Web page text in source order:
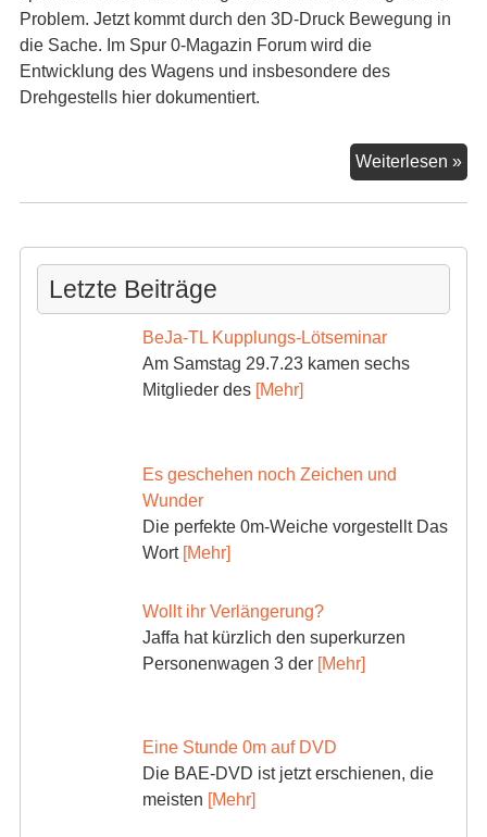
Problem. Jetzt kommt durch den 3D-Druck Bewegung in
die Sache. Im Spur 0-Magazin Forum wird die
Entwicklung des Wagens und insbesondere des
Drehgestells hier dokumentiert.
Weiterlesen »
der
Letzte Beiträge
BeJa-TL Kupplungs-Lötseminar
Am Samstag 29.7.23 kamen sechs
Mitglieder des [Mehr]
Es geschehen noch Zeichen und
Wunder
Die perfekte 0m-Weiche vorgestellt Das
Wort [Mehr]
Wollt ihr Verlängerung?
Jaffa hat kürzlich den superkurzen
Personenwagen 3 der [Mehr]
Eine Stunde 0m auf DVD
Die BAE-DVD ist jetzt erschienen, die
meisten [Mehr]